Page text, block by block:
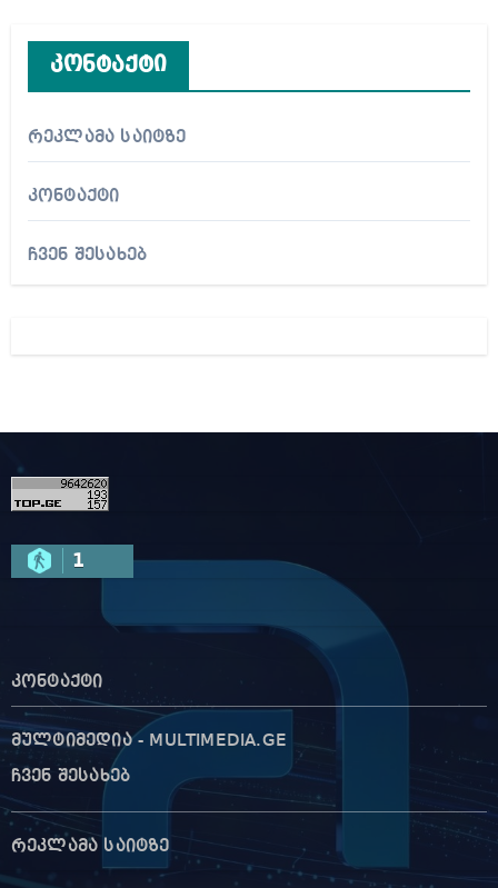
კონტაქტი
რეკლამა საიტზე
კონტაქტი
ჩვენ შესახებ
1
კონტაქტი
მულტიმედია - MULTIMEDIA.GE
ჩვენ შესახებ
რეკლამა საიტზე